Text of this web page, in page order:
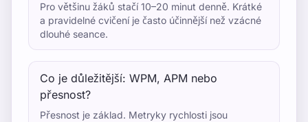
Pro většinu žáků stačí 10–20 minut denně. Krátké
a pravidelné cvičení je často účinnější než vzácné
dlouhé seance.
Co je důležitější: WPM, APM nebo
přesnost?
Přesnost je základ. Metryky rychlosti jsou